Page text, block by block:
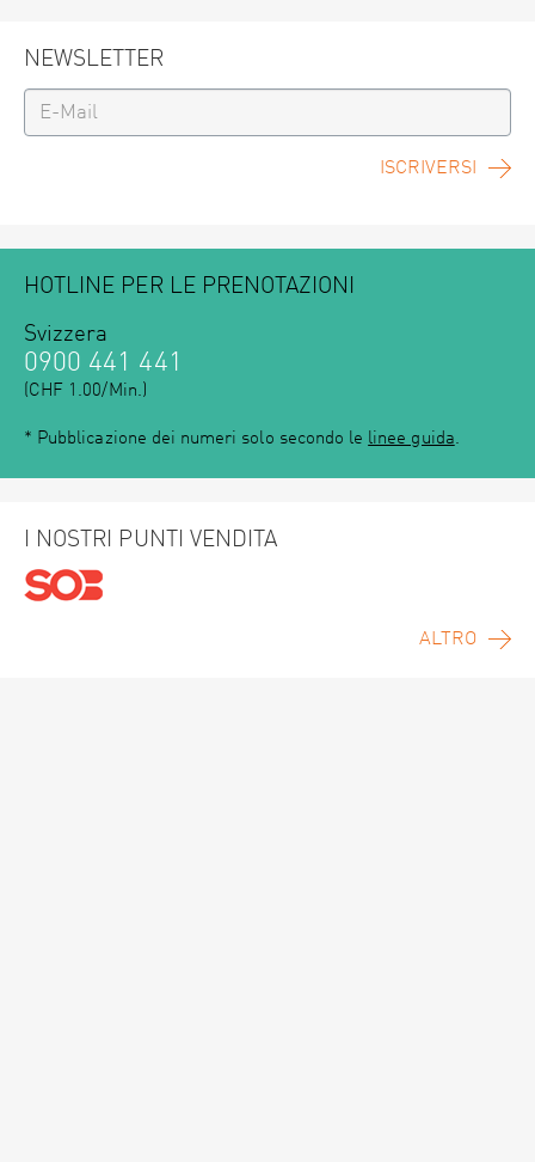
NEWSLETTER
ISCRIVERSI
HOTLINE PER LE PRENOTAZIONI
Svizzera
0900 441 441
(CHF 1.00/Min.)
* Pubblicazione dei numeri solo secondo le linee guida.
I NOSTRI PUNTI VENDITA
ALTRO